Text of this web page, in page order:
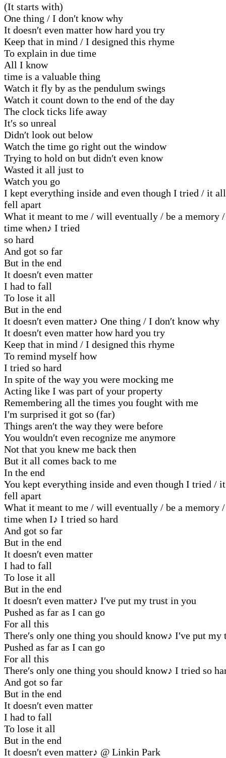
(It starts with)
One thing / I don′t know why
It doesn′t even matter how hard you try
Keep that in mind / I designed this rhyme
To explain in due time
All I know
time is a valuable thing
Watch it fly by as the pendulum swings
Watch it count down to the end of the day
The clock ticks life away
It′s so unreal
Didn′t look out below
Watch the time go right out the window
Trying to hold on but didn′t even know
Wasted it all just to
Watch you go
I kept everything inside and even though I tried / it all
fell apart
What it meant to me / will eventually / be a memory
time when♪ I tried
so hard
And got so far
But in the end
It doesn′t even matter
I had to fall
To lose it all
But in the end
It doesn′t even matter♪ One thing / I don′t know why
It doesn′t even matter how hard you try
Keep that in mind / I designed this rhyme
To remind myself how
I tried so hard
In spite of the way you were mocking me
Acting like I was part of your property
Remembering all the times you fought with me
I′m surprised it got so (far)
Things aren′t the way they were before
You wouldn′t even recognize me anymore
Not that you knew me back then
But it all comes back to me
In the end
You kept everything inside and even though I tried /
fell apart
What it meant to me / will eventually / be a memory
time when I♪ I tried so hard
And got so far
But in the end
It doesn′t even matter
I had to fall
To lose it all
But in the end
It doesn′t even matter♪ I′ve put my trust in you
Pushed as far as I can go
For all this
There′s only one thing you should know♪ I′ve put my
Pushed as far as I can go
For all this
There′s only one thing you should know♪ I tried so
And got so far
But in the end
It doesn′t even matter
I had to fall
To lose it all
But in the end
It doesn′t even matter♪ @ Linkin Park